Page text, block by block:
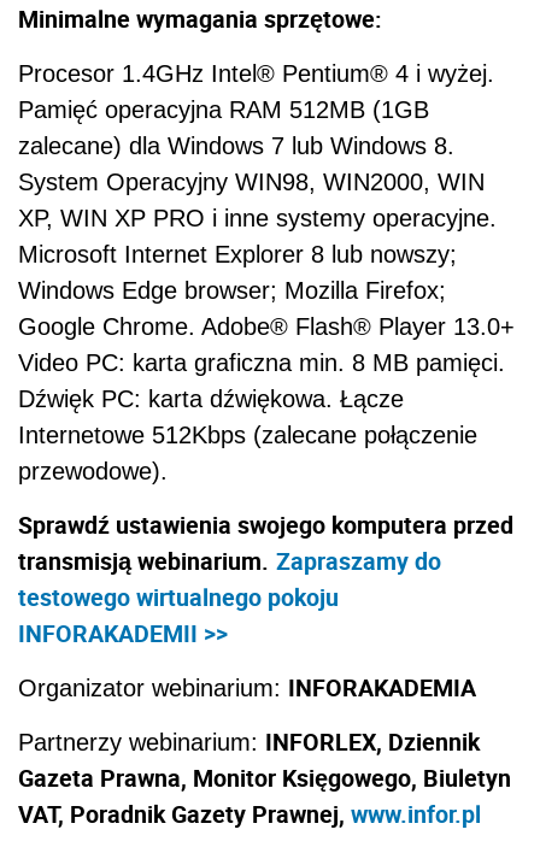
Minimalne wymagania sprzętowe:
Procesor 1.4GHz Intel® Pentium® 4 i wyżej.
Pamięć operacyjna RAM 512MB (1GB
zalecane) dla Windows 7 lub Windows 8.
System Operacyjny WIN98, WIN2000, WIN
XP, WIN XP PRO i inne systemy operacyjne.
Microsoft Internet Explorer 8 lub nowszy;
Windows Edge browser; Mozilla Firefox;
Google Chrome. Adobe® Flash® Player 13.0+
Video PC: karta graficzna min. 8 MB pamięci.
Dźwięk PC: karta dźwiękowa. Łącze
Internetowe 512Kbps (zalecane połączenie
przewodowe).
Sprawdź ustawienia swojego komputera przed
transmisją webinarium. Zapraszamy do
testowego wirtualnego pokoju
INFORAKADEMII >>
Organizator webinarium: INFORAKADEMIA
Partnerzy webinarium: INFORLEX, Dziennik
Gazeta Prawna, Monitor Księgowego, Biuletyn
VAT, Poradnik Gazety Prawnej, www.infor.pl